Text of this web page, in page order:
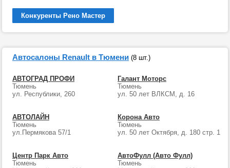
Конкуренты Рено Мастер
Автосалоны Renault в Тюмени (8 шт.)
АВТОГРАД ПРОФИ
Тюмень
ул. Республики, 260
Галант Моторс
Тюмень
ул. 50 лет ВЛКСМ, д. 16
АВТОЛАЙН
Тюмень
ул.Пермякова 57/1
Корона Авто
Тюмень
ул. 50 лет Октября, д. 180 стр. 1
Центр Парк Авто
Тюмень
АвтоФулл (Авто Фулл)
Тюмень